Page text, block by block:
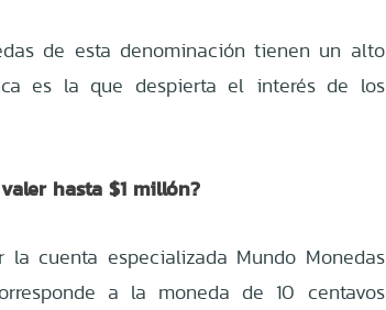
de esta denominación tienen un alto
es la que despierta el interés de los
hasta $1 millón?
cuenta especializada Mundo Monedas
a la moneda de 10 centavos